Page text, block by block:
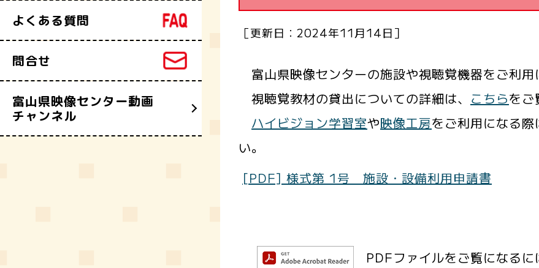
よくある質問
問合せ
富山県映像センター動画
チャンネル
［更新日：2024年11月14日］
富山県映像センターの施設や視聴覚機器をご利用
視聴覚教材の貸出についての詳細は、 こちらをご
ハイビジョン学習室や映像工房をご利用になる
い。
[PDF] 様式第 1号 施設・設備利用申請書
PDFファイルをご覧になる